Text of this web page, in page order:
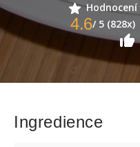
Hodnocení
4.6/ 5 (828x)
Ingredience